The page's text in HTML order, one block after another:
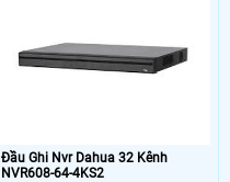
Đầu Ghi Nvr Dahua 32 Kênh
NVR608-64-4KS2